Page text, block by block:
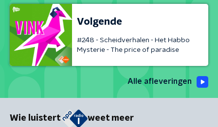
Volgende
#248 - Scheidverhalen - Het Habbo
Mysterie - The price of paradise
Alle afleveringen
Wie luistert weet meer